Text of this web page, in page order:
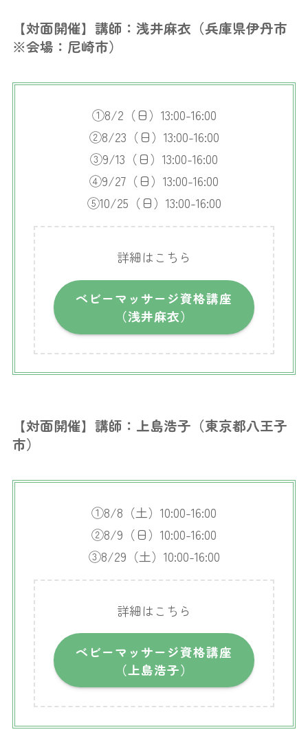
【対面開催】講師：浅井麻衣（兵庫県伊丹市
※会場：尼崎市）
①8/2（日）13:00-16:00
②8/23（日）13:00-16:00
③9/13（日）13:00-16:00
④9/27（日）13:00-16:00
⑤10/25（日）13:00-16:00
詳細はこちら
ベビーマッサージ資格講座
（浅井麻衣）
【対面開催】講師：上島浩子（東京都八王子
市）
①8/8（土）10:00-16:00
②8/9（日）10:00-16:00
③8/29（土）10:00-16:00
詳細はこちら
ベビーマッサージ資格講座
（上島浩子）